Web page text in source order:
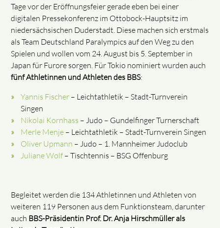
Tage vor der Eröffnungsfeier gerade eben bei einer
digitalen Pressekonferenz im Ottobock-Hauptsitz im
niedersächsischen Duderstadt. Diese machen sich erstmals
als Team Deutschland Paralympics auf den Weg zu den
Spielen und wollen vom 24. August bis 5. September in
Japan für Furore sorgen. Für Tokio nominiert wurden auch
fünf Athletinnen und Athleten des BBS:
Yannis Fischer – Leichtathletik – Stadt-Turnverein
Singen
Nikolai Kornhass – Judo – Gundelfinger Turnerschaft
Merle Menje – Leichtathletik – Stadt-Turnverein Singen
Oliver Upmann – Judo – 1. Mannheimer Judoclub
Juliane Wolf – Tischtennis – BSG Offenburg
Begleitet werden die 134 Athletinnen und Athleten von
weiteren 119 Personen aus dem Funktionsteam, darunter
auch BBS-Präsidentin Prof. Dr. Anja Hirschmüller als